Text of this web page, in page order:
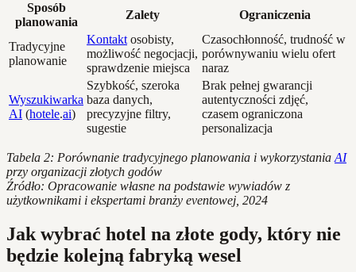
Sposób
planowania
Zalety Ograniczenia
Tradycyjne
planowanie
Kontakt osobisty,
możliwość negocjacji,
sprawdzenie miejsca
Czasochłonność, trudność w
porównywaniu wielu ofert
naraz
Wyszukiwarka
AI (hotele.ai)
Szybkość, szeroka
baza danych,
precyzyjne filtry,
sugestie
Brak pełnej gwarancji
autentyczności zdjęć,
czasem ograniczona
personalizacja
Tabela 2: Porównanie tradycyjnego planowania i wykorzystania AI
przy organizacji złotych godów
Źródło: Opracowanie własne na podstawie wywiadów z
użytkownikami i ekspertami branży eventowej, 2024
Jak wybrać hotel na złote gody, który nie
będzie kolejną fabryką wesel